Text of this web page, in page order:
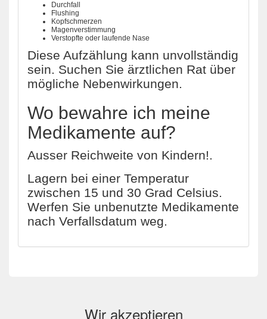
Durchfall
Flushing
Kopfschmerzen
Magenverstimmung
Verstopfte oder laufende Nase
Diese Aufzählung kann unvollständig
sein. Suchen Sie ärztlichen Rat über
mögliche Nebenwirkungen.
Wo bewahre ich meine
Medikamente auf?
Ausser Reichweite von Kindern!.
Lagern bei einer Temperatur
zwischen 15 und 30 Grad Celsius.
Werfen Sie unbenutzte Medikamente
nach Verfallsdatum weg.
Wir akzeptieren